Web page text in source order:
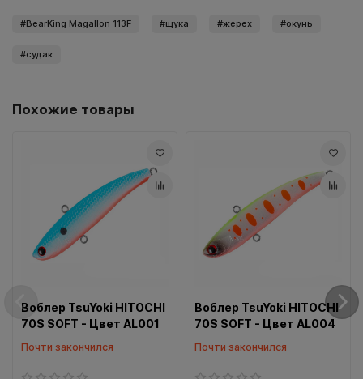
BearKing Magallon 113F щука жерех окунь
судак
Похожие товары
Воблер TsuYoki HITOCHI
70S SOFT - Цвет AL001
Почти закончился
Воблер TsuYoki HITOCHI
70S SOFT - Цвет AL004
Почти закончился